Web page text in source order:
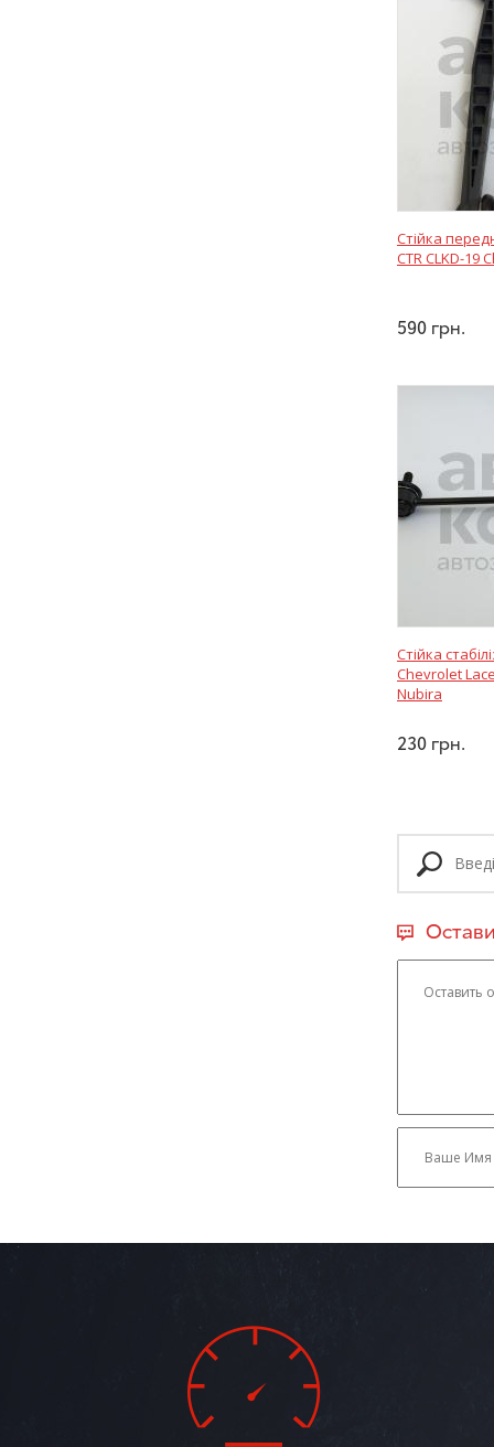
Стійка
CTR CLKD-19
590 грн.
Стійка
Chevrolet
Nubira
230 грн.